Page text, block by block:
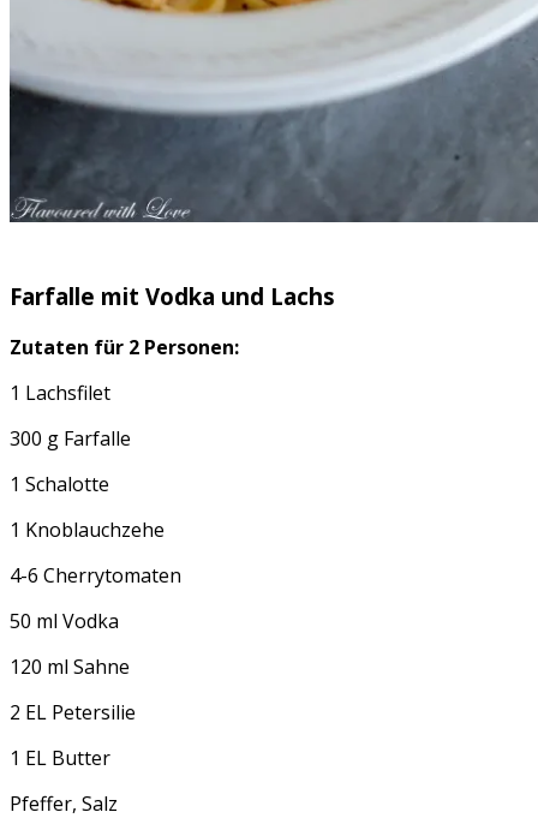
Farfalle mit Vodka und Lachs
Zutaten für 2 Personen:
1 Lachsfilet
300 g Farfalle
1 Schalotte
1 Knoblauchzehe
4-6 Cherrytomaten
50 ml Vodka
120 ml Sahne
2 EL Petersilie
1 EL Butter
Pfeffer, Salz